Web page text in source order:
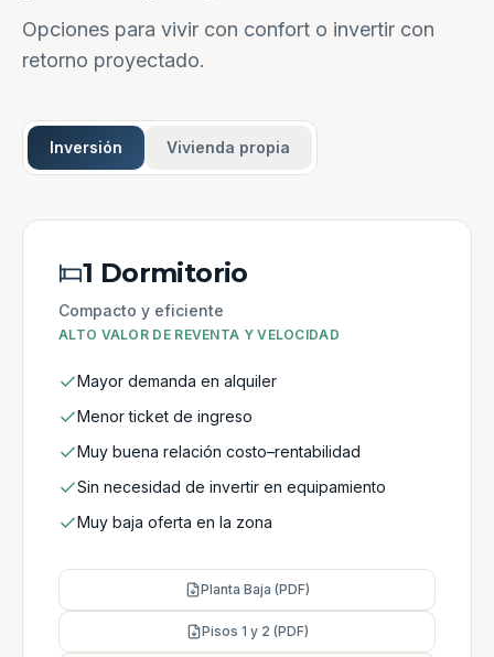
Opciones para vivir con confort o invertir con
retorno proyectado.
Inversión Vivienda propia
1 Dormitorio
Compacto y eficiente
ALTO VALOR DE REVENTA Y VELOCIDAD
Mayor demanda en alquiler
Menor ticket de ingreso
Muy buena relación costo–rentabilidad
Sin necesidad de invertir en equipamiento
Muy baja oferta en la zona
Planta Baja (PDF)
Pisos 1 y 2 (PDF)